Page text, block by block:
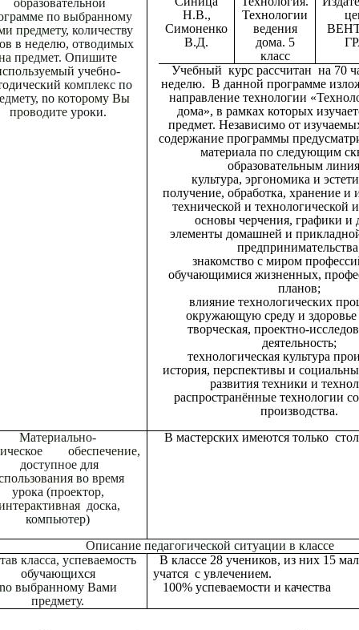
по выбранному
предмету, количеству
внеделю,отводимых
предмет.Опишите
учебно-
комплекспо
noкоторомуВы
проводите уроки.
Н.В.,
Симоненко
В.Д.
Технологии
ведения
дома. 5
класс
Учебный курс рассчитан на 70
неделю. В данной программе
направление технологии
дома», в рамках которых
предмет. Независимо от
содержание программы
материала по следующим
образовательным
культура, эргономика и
получение, обработка, хранение и
технической и технологической
основы черчения, графики и
элементы домашней и
знакомство с миром
обучающимися жизненных,
планов;
влияние технологических
окружающую среду и здоровье
творческая, проектно-
деятельность;
технологическая культура
история, перспективы и
развития техники и
распространённые технологии
производства.
Материально-
обеспечение,
доступное для
вовремя
урока (проектор,
доска,
компьютер)
В мастерских имеются только
Описаниепедагогическойситуациивклассе
класса,успеваемость
обучающихся
выбранному Вами
предмету.
В классе 28 учеников, из них 15
учатся с увлечением.
100% успеваемости и качества